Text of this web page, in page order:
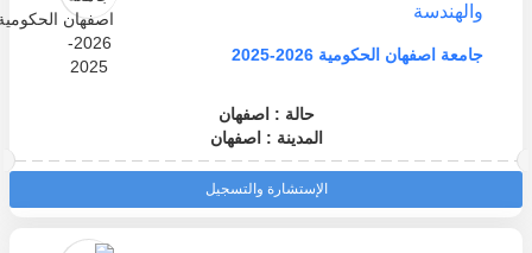
والهندسة
جامعة اصفهان الحكومية 2026-2025
حالة : اصفهان
المدينة : اصفهان
الإستشارة والتسجيل